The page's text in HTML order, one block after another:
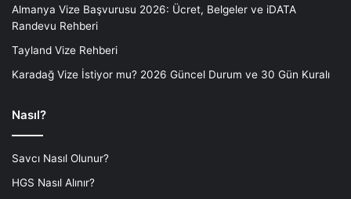
Almanya Vize Başvurusu 2026: Ücret, Belgeler ve iDATA
Randevu Rehberi
Tayland Vize Rehberi
Karadağ Vize İstiyor mu? 2026 Güncel Durum ve 30 Gün Kuralı
Nasıl?
Savcı Nasıl Olunur?
HGS Nasıl Alınır?